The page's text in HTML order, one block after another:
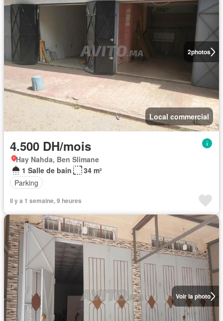
2photos
Local commercial
4.500 DH/mois
Hay Nahda, Ben Slimane
1 Salle de bain
34 m²
Parking
Il y a 1 semaine, 9 heures
Voir la photo